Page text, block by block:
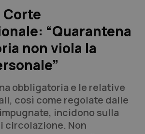
Corte
“Quarantena
non viola la
obbligatoria e le relative
così come regolate dalle
incidono sulla
circolazione. Non